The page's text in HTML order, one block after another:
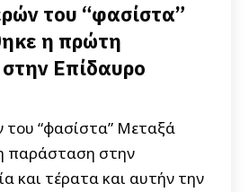
του “φασίστα”
η πρώτη
Επίδαυρο
του “φασίστα” Μεταξά
παράσταση στην
και τέρατα και αυτήν την